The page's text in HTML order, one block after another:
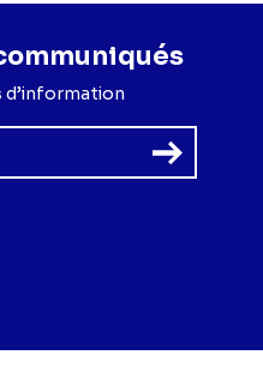
d’information